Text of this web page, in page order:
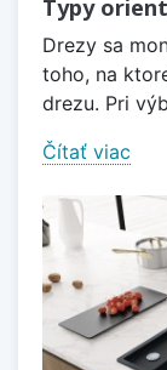
Typy
Drezy sa
toho, na
drezu. Pri
Čítať viac